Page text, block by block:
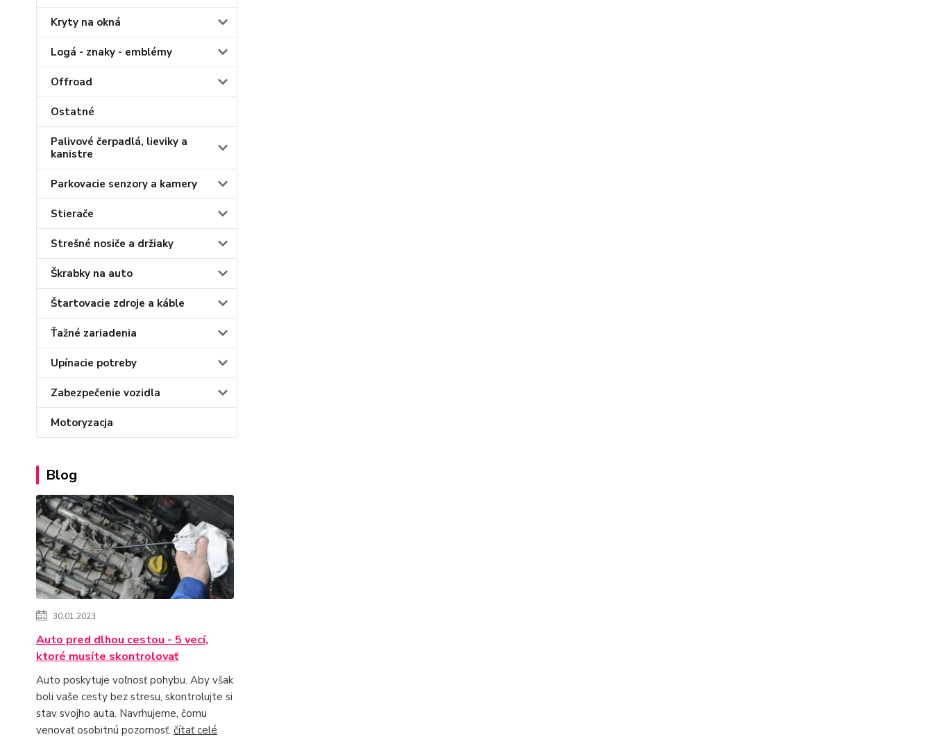
Kryty na okná
Logá - znaky - emblémy
Offroad
Ostatné
Palivové čerpadlá, lieviky a
kanistre
Parkovacie senzory a kamery
Stierače
Strešné nosiče a držiaky
Škrabky na auto
Štartovacie zdroje a káble
Ťažné zariadenia
Upínacie potreby
Zabezpečenie vozidla
Motoryzacja
Blog
30.01.2023
Auto pred dlhou cestou - 5 vecí,
ktoré musíte skontrolovať
Auto poskytuje voľnosť pohybu. Aby však
boli vaše cesty bez stresu, skontrolujte si
stav svojho auta. Navrhujeme, čomu
venovať osobitnú pozornosť. čítať celé